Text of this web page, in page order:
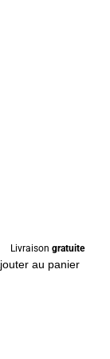
Livraison gratuite
au panier